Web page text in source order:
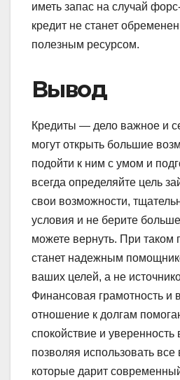
иметь запас на случай
кредит не станет
полезным ресурсом.
Вывод
Кредиты — дело важное и
могут открыть большие
подойти к ним с умом и
всегда определяйте цель
свои возможности,
условия и не берите
можете вернуть. При таком
станет надежным
ваших целей, а не
Финансовая грамотность и
отношение к долгам
спокойствие и
позволяя использовать все
которые дарит